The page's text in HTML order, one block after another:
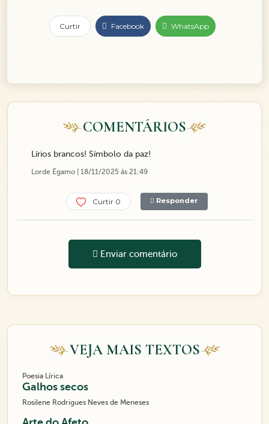
Curtir Facebook WhatsApp
COMENTÁRIOS
Lírios brancos! Símbolo da paz!
Lorde Égamo | 18/11/2025 ás 21:49
Curtir 0 Responder
Enviar comentário
VEJA MAIS TEXTOS
Poesia Lírica
Galhos secos
Rosilene Rodrigues Neves de Meneses